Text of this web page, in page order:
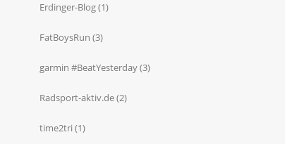
Erdinger-Blog(1)
FatBoysRun (3)
garmin #BeatYesterday(3)
Radsport-aktiv.de(2)
time2tri (1)